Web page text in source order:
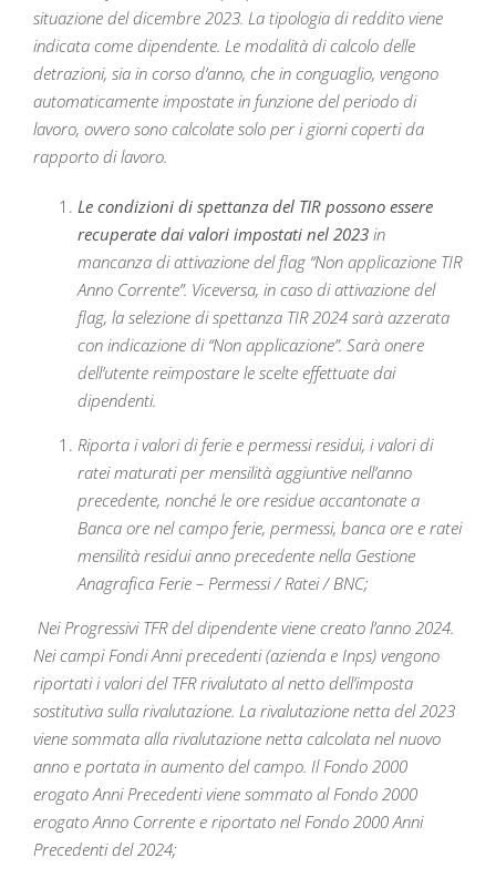
situazione del dicembre 2023. La tipologia di reddito viene
indicata come dipendente. Le modalità di calcolo delle
detrazioni, sia in corso d’anno, che in conguaglio, vengono
automaticamente impostate in funzione del periodo di
lavoro, ovvero sono calcolate solo per i giorni coperti da
rapporto di lavoro.
Le condizioni di spettanza del TIR possono essere
recuperate dai valori impostati nel 2023in
mancanza di attivazione del flag “Non applicazione TIR
Anno Corrente”. Viceversa, in caso di attivazione del
flag, la selezione di spettanza TIR 2024 sarà azzerata
con indicazione di “Non applicazione”. Sarà onere
dell’utente reimpostare le scelte effettuate dai
dipendenti.
Riporta i valori di ferie e permessi residui, i valori di
ratei maturati per mensilità aggiuntive nell’anno
precedente, nonché le ore residue accantonate a
Banca ore nel campo ferie, permessi, banca ore e ratei
mensilità residui anno precedente nella Gestione
Anagrafica Ferie – Permessi / Ratei / BNC;
Nei Progressivi TFR del dipendente viene creato l’anno 2024.
Nei campi Fondi Anni precedenti (azienda e Inps) vengono
riportati i valori del TFR rivalutato al netto dell’imposta
sostitutiva sulla rivalutazione. La rivalutazione netta del 2023
viene sommata alla rivalutazione netta calcolata nel nuovo
anno e portata in aumento del campo. Il Fondo 2000
erogato Anni Precedenti viene sommato al Fondo 2000
erogato Anno Corrente e riportato nel Fondo 2000 Anni
Precedenti del 2024;